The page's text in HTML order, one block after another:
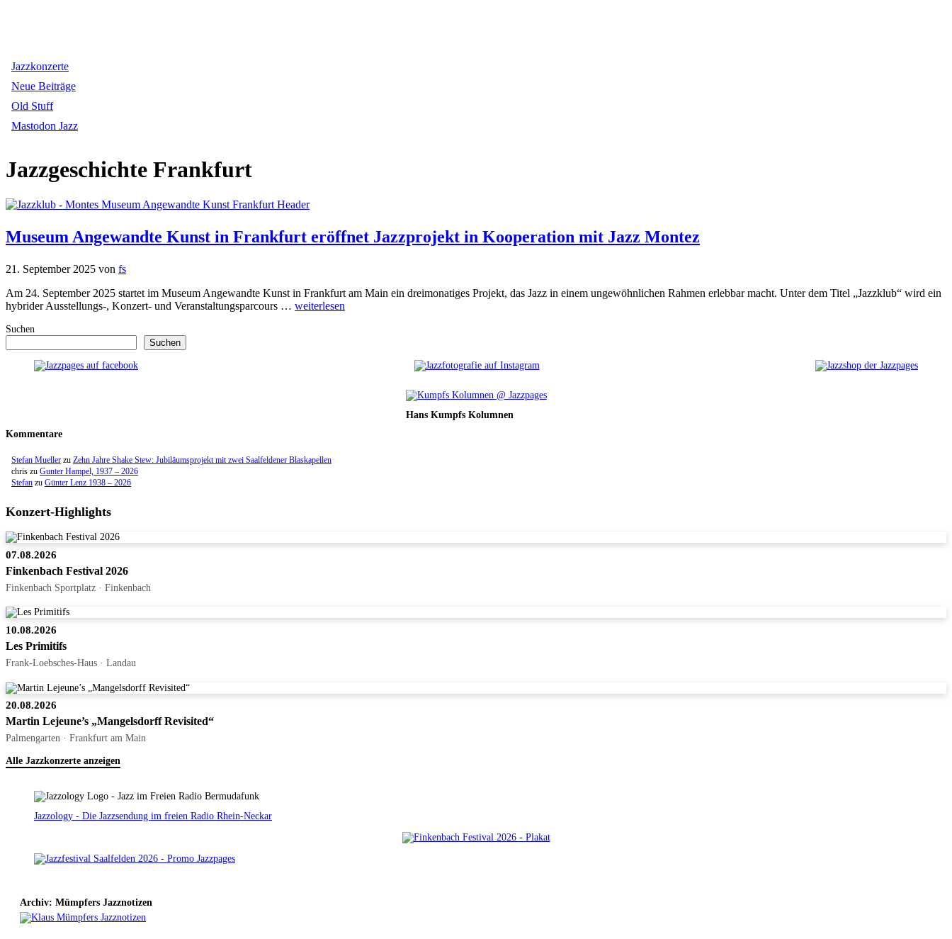
Jazzkonzerte
Neue Beiträge
Old Stuff
Mastodon Jazz
Jazzgeschichte Frankfurt
Museum Angewandte Kunst in Frankfurt eröffnet Jazzprojekt in Kooperation mit Jazz Montez
21. September 2025 von fs
Am 24. September 2025 startet im Museum Angewandte Kunst in Frankfurt am Main ein dreimonatiges Projekt, das Jazz in einem ungewöhnlichen Rahmen erlebbar macht. Unter dem Titel „Jazzklub“ wird ein
hybrider Ausstellungs-, Konzert- und Veranstaltungsparcours … weiterlesen
Suchen
Suchen
Hans Kumpfs Kolumnen
Kommentare
Stefan Mueller zu Zehn Jahre Shake Stew: Jubiläumsprojekt mit zwei Saalfeldener Blaskapellen
chris zu Gunter Hampel, 1937 – 2026
Stefan zu Günter Lenz 1938 – 2026
Konzert-Highlights
07.08.2026
Finkenbach Festival 2026
Finkenbach Sportplatz · Finkenbach
10.08.2026
Les Primitifs
Frank-Loebsches-Haus · Landau
20.08.2026
Martin Lejeune’s „Mangelsdorff Revisited“
Palmengarten · Frankfurt am Main
Alle Jazzkonzerte anzeigen
Jazzology - Die Jazzsendung im freien Radio Rhein-Neckar
Archiv: Mümpfers Jazznotizen